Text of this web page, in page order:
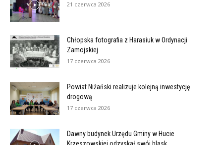
21 czerwca 2026
Chłopska fotografia z Harasiuk w Ordynacji
Zamojskiej
17 czerwca 2026
Powiat Niżański realizuje kolejną inwestycję
drogową
17 czerwca 2026
Dawny budynek Urzędu Gminy w Hucie